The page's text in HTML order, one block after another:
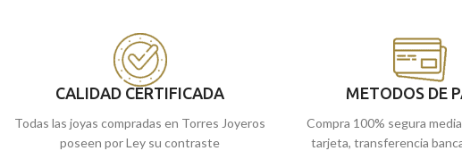
CALIDAD CERTIFICADA
Todas las joyas compradas en Torres Joyeros
poseen por Ley su contraste
METODOS DE
Compra 100% segura
tarjeta, transferencia